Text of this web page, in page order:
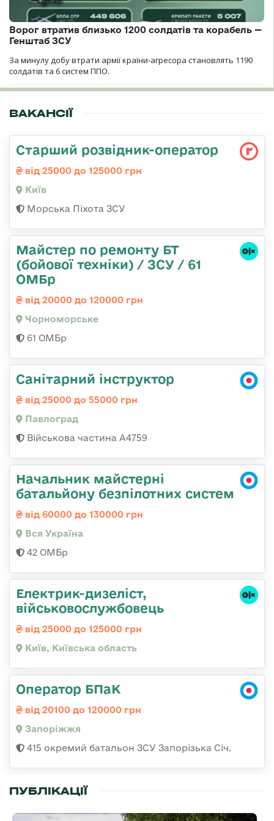
Ворог втратив близько 1200 солдатів та корабель —
Генштаб ЗСУ
За минулу добу втрати армії країни-агресора становлять 1190
солдатів та 6 систем ППО.
ВАКАНСІЇ
Стаpший pозвідник-опеpатоp
від 25000 до 125000 грн
Київ
Морська Піхота ЗСУ
Майстер по ремонту БТ
(бойової техніки) / ЗСУ / 61
ОМБр
від 20000 до 120000 грн
Чорноморське
61 ОМБр
Санітарний інструктор
від 25000 до 55000 грн
Павлоград
Військова частина А4759
Начальник майстерні
батальйону безпілотних систем
від 60000 до 130000 грн
Вся Україна
42 ОМБр
Електрик-дизеліст,
військовослужбовець
від 25000 до 125000 грн
Київ, Київська область
Оператор БПаК
від 20100 до 120000 грн
Запоріжжя
415 окремий батальон ЗСУ Запорізька Січ.
ПУБЛІКАЦІЇ